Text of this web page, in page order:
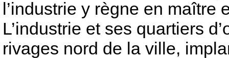
l’industrie y règne en maître
L’industrie et ses quartiers
rivages nord de la ville,